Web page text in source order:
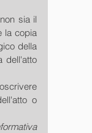
sia il
la copia
della
dell'atto
o